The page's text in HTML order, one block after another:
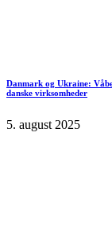
Danmark og Ukraine:
danske virksomheder
5. august 2025